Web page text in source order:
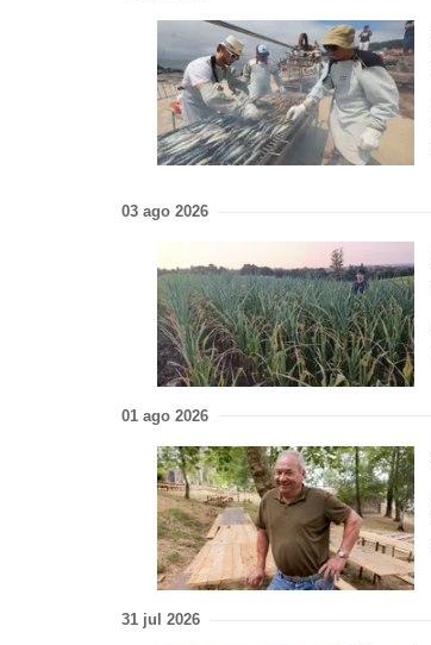
03 ago 2026
01 ago 2026
31 jul 2026